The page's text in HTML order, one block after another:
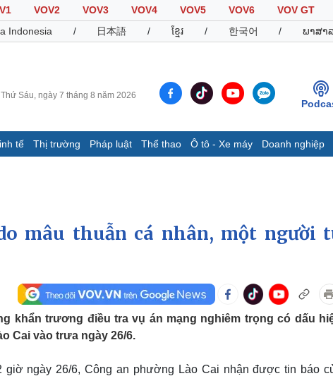
VOV2 VOV3 VOV4 VOV5 VOV6
VOV GT
Indonesia
/ 日本語 / ខ្មែរ / 한국어 / ພາສາ
Thứ Sáu, ngày 7 tháng 8 năm 2026
tế Thị trường Pháp luật Thể thao Ô tô - Xe máy Doanh nghiệp
Infographic
Thể thao
Lịch thi đấu bóng đá
Thế giới thể thao
Hậu trường
Ô tô - Xe máy
Xe máy
mâu thuẫn cá nhân, một người
khẩn trương điều tra vụ án mạng nghiêm trọng có dấu
Cai vào trưa ngày 26/6.
ngày 26/6, Công an phường Lào Cai nhận được tin báo